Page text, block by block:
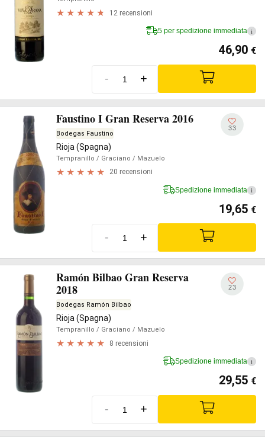
12 recensioni
5 per spedizione immediata i
46,90 €
- +
Faustino I Gran Reserva 2016
Bodegas Faustino
Rioja (Spagna)
Tempranillo / Graciano / Mazuelo
20 recensioni
33
Spedizione immediata i
19,65 €
- +
Ramón Bilbao Gran Reserva
2018
Bodegas Ramón Bilbao
Rioja (Spagna)
Tempranillo / Graciano / Mazuelo
8 recensioni
23
Spedizione immediata i
29,55 €
- +